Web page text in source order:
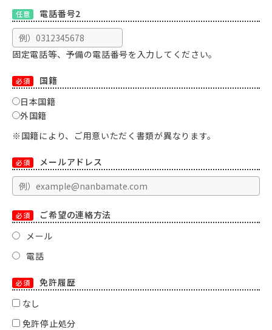
任意 電話番号2
固定電話等、予備の電話番号を入力してください。
必須
国籍
日本国籍
外国籍
※国籍により、ご用意いただく書類が異なります。
必須 メールアドレス
必須
ご希望の連絡方法
メール
電話
必須
免許履歴
なし
免許停止処分